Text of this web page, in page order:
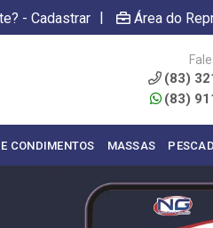
- Cadastrar | Área do
(83)
(83)
CONDIMENTOS MASSAS